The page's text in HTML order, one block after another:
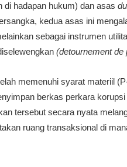
di hadapan hukum) dan asas
kedua asas ini
sebagai instrumen
(detournement de
memenuhi syarat materiil
berkas perkara
tersebut secara nyata
ruang transaksional di